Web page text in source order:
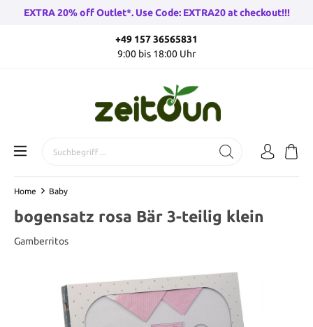
EXTRA 20% off Outlet*. Use Code: EXTRA20 at checkout!!!
+49 157 36565831
9:00 bis 18:00 Uhr
Home Baby
bogensatz rosa Bär 3-teilig klein
Gamberritos